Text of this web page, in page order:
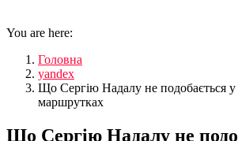
You are here:
Головна
yandex
Що Сергію Надалу не подобається у
маршрутках
Що Сергію Надалу не